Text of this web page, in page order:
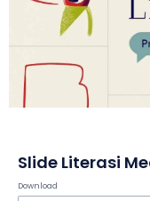
Slide Literasi
Download